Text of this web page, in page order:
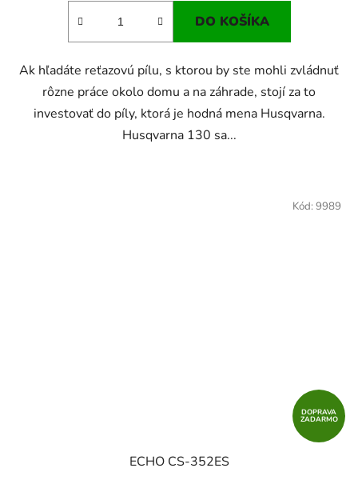
4,0
hviezdičiek.
DO KOŠÍKA
Ak hľadáte reťazovú pílu, s ktorou by ste mohli zvládnuť
rôzne práce okolo domu a na záhrade, stojí za to
investovať do píly, ktorá je hodná mena Husqvarna.
Husqvarna 130 sa...
DOPRAVA
ZADARMO
ECHO CS-352ES
Kód: 9989